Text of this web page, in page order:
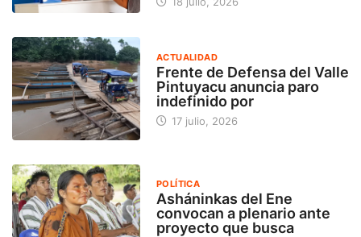
ACTUALIDAD
Frente de Defensa del Valle
Pintuyacu anuncia paro
indefinido por
17 julio, 2026
POLÍTICA
Asháninkas del Ene
convocan a plenario ante
proyecto que busca